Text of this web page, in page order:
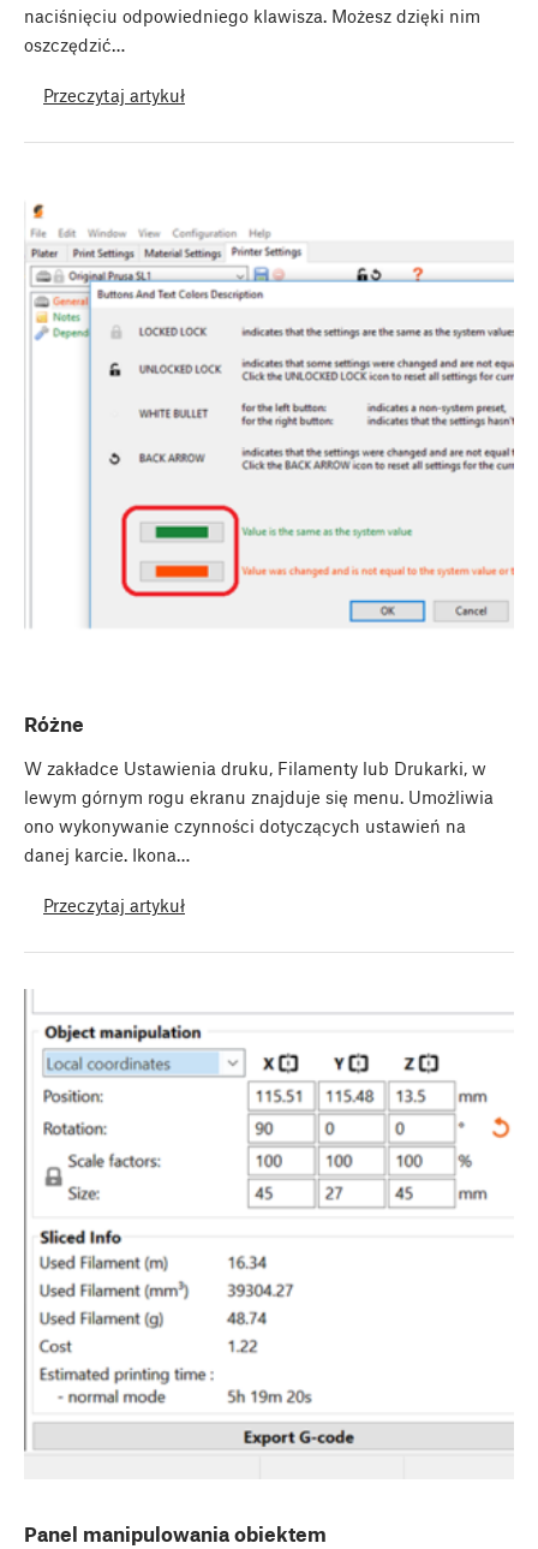
naciśnięciu odpowiedniego klawisza. Możesz dzięki nim
oszczędzić…
Przeczytaj artykuł
Różne
W zakładce Ustawienia druku, Filamenty lub Drukarki, w
lewym górnym rogu ekranu znajduje się menu. Umożliwia
ono wykonywanie czynności dotyczących ustawień na
danej karcie. Ikona…
Przeczytaj artykuł
Panel manipulowania obiektem